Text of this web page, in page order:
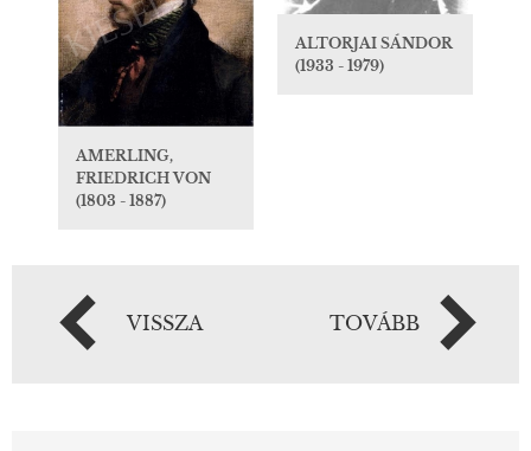
ALTORJAI SÁNDOR
(1933 - 1979)
AMERLING,
FRIEDRICH VON
(1803 - 1887)
VISSZA TOVÁBB